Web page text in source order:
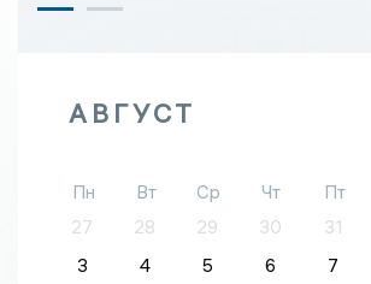
АВГУСТ
Пн Вт Ср Чт Пт
27
28 29 30 31
3
4 5 6 7